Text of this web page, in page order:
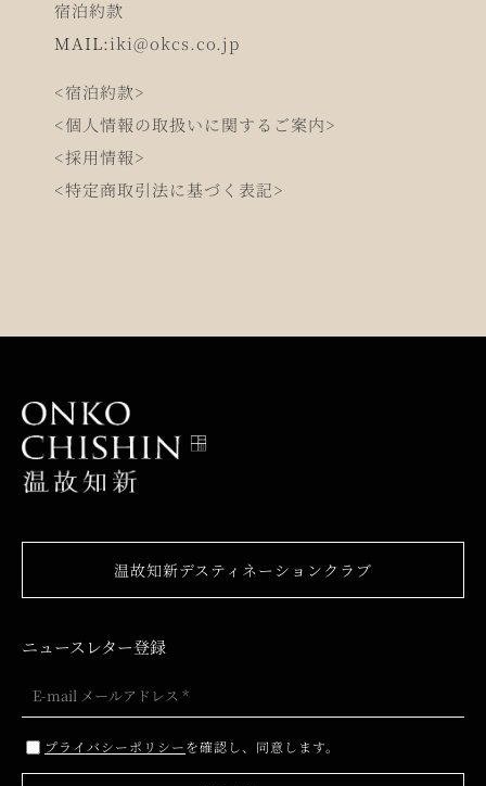
宿泊約款
MAIL:iki@okcs.co.jp
<宿泊約款>
<個人情報の取扱いに関するご案内>
<採用情報>
<特定商取引法に基づく表記>
温故知新デスティネーションクラブ
ニュースレター登録
プライバシーポリシーを確認し、同意します。